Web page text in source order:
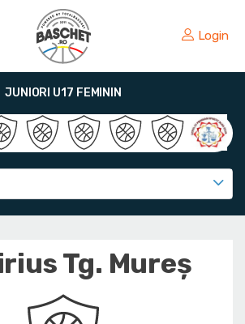
Login
JUNIORI U17 FEMININ
Tg. Mureș